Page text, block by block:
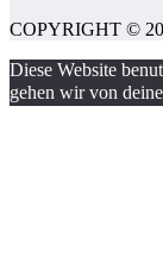
COPYRIGHT ©
Diese Website
gehen wir von